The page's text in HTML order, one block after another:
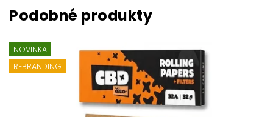
NOVINKA
REBRANDING